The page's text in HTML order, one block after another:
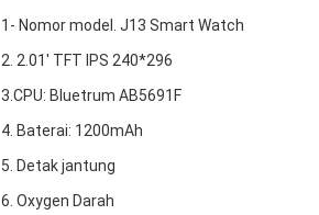
1- Nomor model. J13 Smart Watch
2. 2.01' TFT IPS 240*296
3.CPU: Bluetrum AB5691F
4. Baterai: 1200mAh
5. Detak jantung
6. Oxygen Darah